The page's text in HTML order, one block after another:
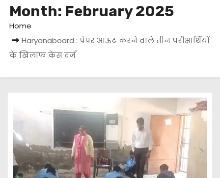
Month: February 2025
Home
Haryanaboard : पेपर आऊट करने वाले तीन परीक्षार्थियों
के खिलाफ केस दर्ज